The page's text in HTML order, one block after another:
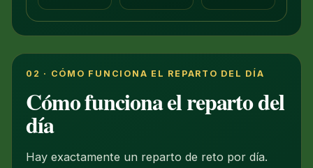
02 · CÓMO FUNCIONA EL REPARTO DEL DÍA
Cómo funciona el reparto del
día
Hay exactamente un reparto de reto por día.